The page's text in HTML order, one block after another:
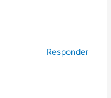
Responder